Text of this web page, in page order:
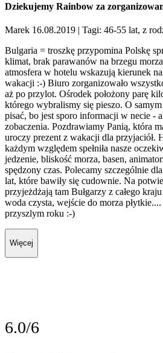
Dziekujemy Rainbow za
Marek 16.08.2019 | Tagi: 46-55 lat, z
Bulgaria = troszkę przypomina Polskę
klimat, brak parawanów na brzegu
atmosfera w hotelu wskazują kierunek
wakacji :-) Biuro zorganizowało
aż po przylot. Ośrodek położony parę
którego wybralismy się pieszo. O
pisać, bo jest sporo informacji w necie -
zobaczenia. Pozdrawiamy Panią, która
uroczy prezent z wakacji dla przyjaciół.
każdym względem spełniła nasze
jedzenie, bliskość morza, basen,
spędzony czas. Polecamy szczególnie
lat, które bawiły się cudownie. Na
przyjeżdżają tam Bułgarzy z całego
woda czysta, wejście do morza
przyszlym roku :-)
Więcej
6.0/6